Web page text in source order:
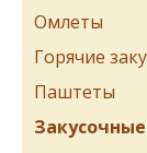
Омлеты
Горячие
Паштеты